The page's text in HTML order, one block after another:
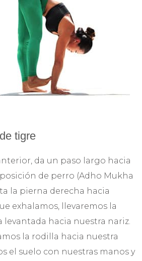
tigre
da un paso largo hacia
posición de perro (Adho Mukha
la pierna derecha hacia
exhalamos, llevaremos la
levantada hacia nuestra nariz.
la rodilla hacia nuestra
el suelo con nuestras manos y